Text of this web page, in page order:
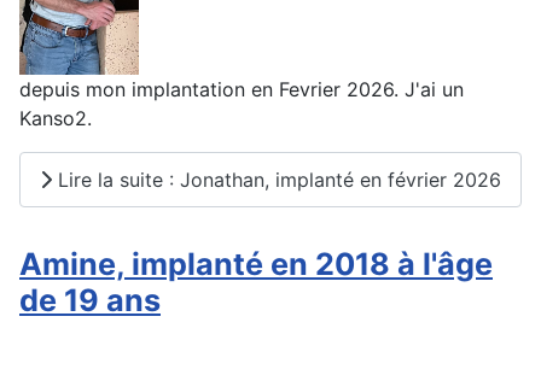
depuis mon implantation en Fevrier 2026. J'ai un
Kanso2.
Lire la suite : Jonathan, implanté en février 2026
Amine, implanté en 2018 à l'âge
de 19 ans